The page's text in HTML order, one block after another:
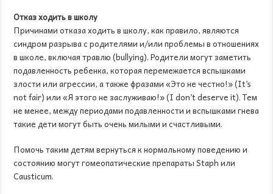
Отказ ходить в школу
Причинами отказа ходить в школу, как правило, являются
синдром разрыва с родителями и/или проблемы в отношениях
в школе, включая травлю (bullying). Родители могут заметить
подавленность ребенка, которая перемежается вспышками
злости или агрессии, а также фразами «Это не честно!» (It’s
not fair) или «Я этого не заслуживаю!» (I don’t deserve it). Тем
не менее, между периодами подавленности и вспышками гнева
такие дети могут быть очень милыми и счастливыми.
Помочь таким детям вернуться к нормальному поведению и
состоянию могут гомеопатические препараты Staph или
Causticum.